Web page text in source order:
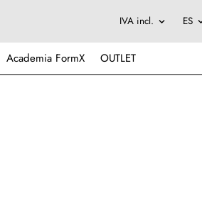
Academia FormX OUTLET